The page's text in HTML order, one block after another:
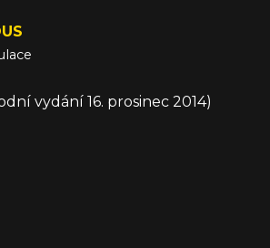
vydání 16. prosinec 2014)